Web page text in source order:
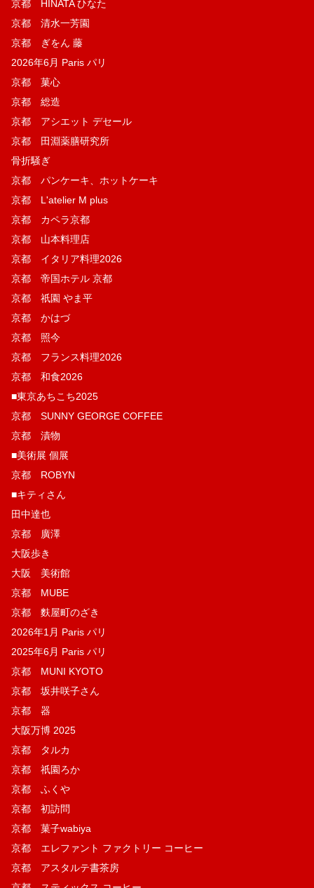
京都 HINATA ひなた
京都 清水一芳園
京都 ぎをん 藤
2026年6月 Paris パリ
京都 菓​心
京都 総造
京都 アシエット デセール
京都 田淵薬膳研究所
骨折騒ぎ
京都 パンケーキ、ホットケーキ
京都 L'atelier M plus
京都 カペラ京都
京都 山本料理店
京都 イタリア料理2026
京都 帝国ホテル 京都
京都 祇園 やま平
京都 かはづ
京都 照今
京都 フランス料理2026
京都 和食2026
■東京あちこち2025
京都 SUNNY GEORGE COFFEE
京都 漬物
■美術展 個展
京都 ROBYN
■キティさん
田中達也
京都 廣澤
大阪歩き
大阪 美術館
京都 MUBE
京都 麩屋町のざき
2026年1月 Paris パリ
2025年6月 Paris パリ
京都 MUNI KYOTO
京都 坂井咲子さん
京都 器
大阪万博 2025
京都 タルカ
京都 祇園ろか
京都 ふくや
京都 初訪問
京都 菓子wabiya
京都 エレファント ファクトリー コーヒー
京都 アスタルテ書茶房